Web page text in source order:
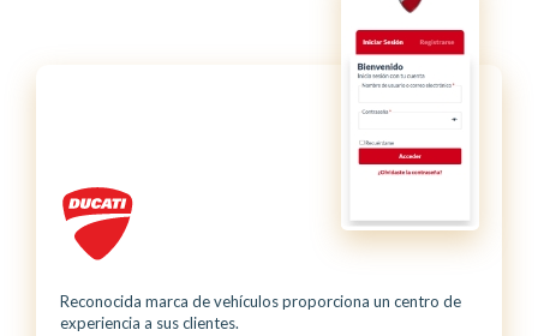
Reconocida marca de vehículos proporciona un centro de
experiencia a sus clientes.